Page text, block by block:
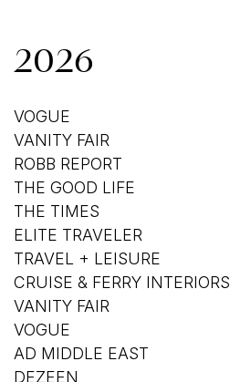
2026
VOGUE
VANITY FAIR
ROBB REPORT
THE GOOD LIFE
THE TIMES
ELITE TRAVELER
TRAVEL + LEISURE
CRUISE & FERRY INTERIORS
VANITY FAIR
VOGUE
AD MIDDLE EAST
DEZEEN